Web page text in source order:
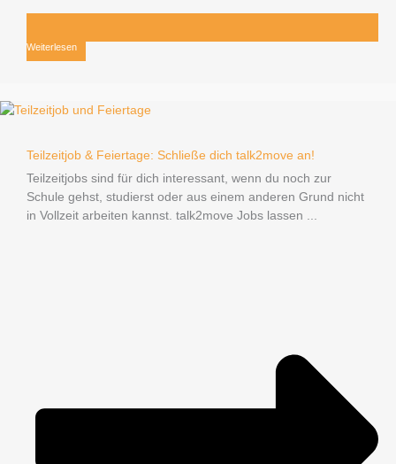
Weiterlesen
Teilzeitjob & Feiertage: Schließe dich talk2move an!
Teilzeitjobs sind für dich interessant, wenn du noch zur
Schule gehst, studierst oder aus einem anderen Grund nicht
in Vollzeit arbeiten kannst. talk2move Jobs lassen ...